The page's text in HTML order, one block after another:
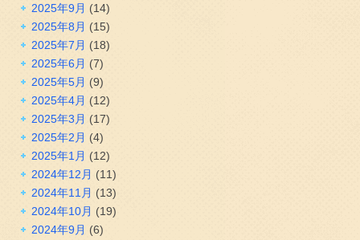
2025年9月 (14)
2025年8月 (15)
2025年7月 (18)
2025年6月 (7)
2025年5月 (9)
2025年4月 (12)
2025年3月 (17)
2025年2月 (4)
2025年1月 (12)
2024年12月 (11)
2024年11月 (13)
2024年10月 (19)
2024年9月 (6)